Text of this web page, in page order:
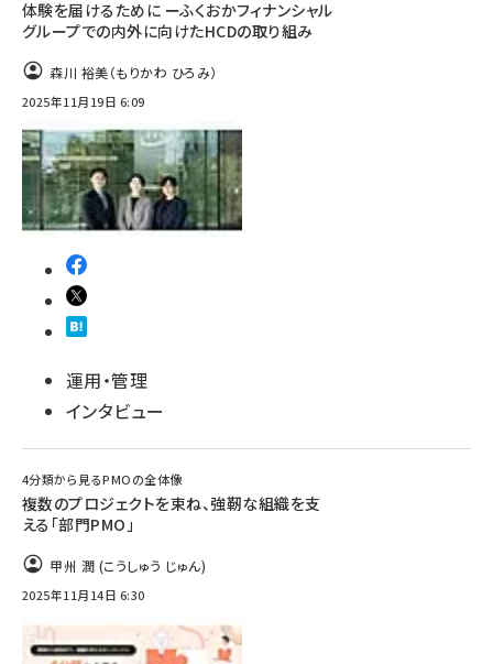
体験を届けるために ーふくおかフィナンシャル
グループでの内外に向けたHCDの取り組み
森川 裕美（もりかわ ひろみ）
2025年11月19日 6:09
運用・管理
インタビュー
4分類から見るPMOの全体像
複数のプロジェクトを束ね、強靭な組織を支
える「部門PMO」
甲州 潤 (こうしゅう じゅん)
2025年11月14日 6:30